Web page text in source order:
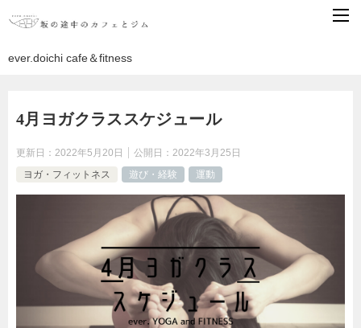
ever.doichi cafe＆fitness
4月ヨガクラススケジュール
更新日： 2022年5月20日 公開日： 2022年3月25日
ヨガ・フィットネス
遊び・経験 運動